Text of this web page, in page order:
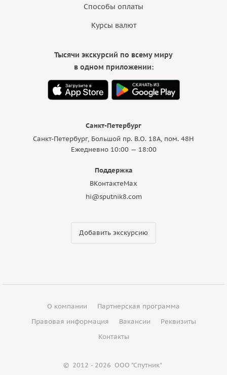
Способы оплаты
Курсы валют
Санкт-Петербург
Санкт-Петербург, Большой пр. В.О. 18A, пом. 48Н
Ежедневно 10:00 — 18:00
Поддержка
ВКонтактеMax
hi@sputnik8.com
Добавить экскурсию
Тысячи экскурсий по всему миру
в одном приложении:
О компании
Партнерская программа
Правовая информация
Вакансии
Реквизиты
Контакты
© 2012 - 2026 ООО "Спутник"